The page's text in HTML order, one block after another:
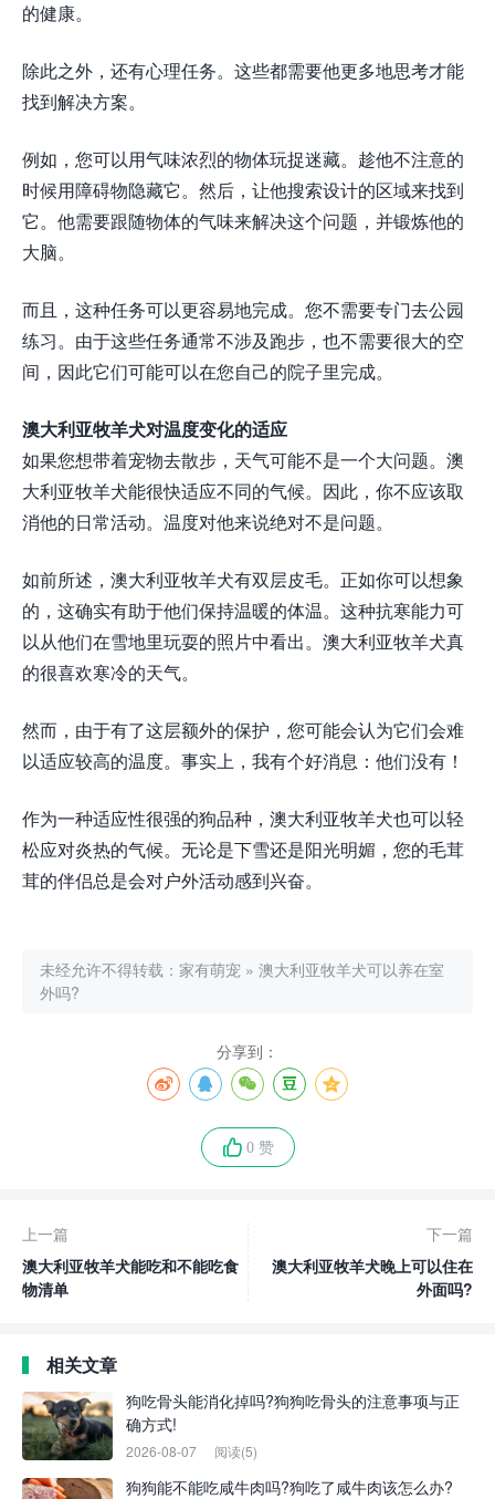
的健康。
除此之外，还有心理任务。这些都需要他更多地思考才能
找到解决方案。
例如，您可以用气味浓烈的物体玩捉迷藏。趁他不注意的
时候用障碍物隐藏它。然后，让他搜索设计的区域来找到
它。他需要跟随物体的气味来解决这个问题，并锻炼他的
大脑。
而且，这种任务可以更容易地完成。您不需要专门去公园
练习。由于这些任务通常不涉及跑步，也不需要很大的空
间，因此它们可能可以在您自己的院子里完成。
澳大利亚牧羊犬对温度变化的适应
如果您想带着宠物去散步，天气可能不是一个大问题。澳
大利亚牧羊犬能很快适应不同的气候。因此，你不应该取
消他的日常活动。温度对他来说绝对不是问题。
如前所述，澳大利亚牧羊犬有双层皮毛。正如你可以想象
的，这确实有助于他们保持温暖的体温。这种抗寒能力可
以从他们在雪地里玩耍的照片中看出。澳大利亚牧羊犬真
的很喜欢寒冷的天气。
然而，由于有了这层额外的保护，您可能会认为它们会难
以适应较高的温度。事实上，我有个好消息：他们没有！
作为一种适应性很强的狗品种，澳大利亚牧羊犬也可以轻
松应对炎热的气候。无论是下雪还是阳光明媚，您的毛茸
茸的伴侣总是会对户外活动感到兴奋。
未经允许不得转载： 家有萌宠 » 澳大利亚牧羊犬可以养在室
外吗?
分享到：
0 赞
上一篇
澳大利亚牧羊犬能吃和不能吃食
物清单
下一篇
澳大利亚牧羊犬晚上可以住在
外面吗?
相关文章
狗吃骨头能消化掉吗?狗狗吃骨头的注意事项与正
确方式!
2026-08-07 阅读(5)
狗狗能不能吃咸牛肉吗?狗吃了咸牛肉该怎么办?